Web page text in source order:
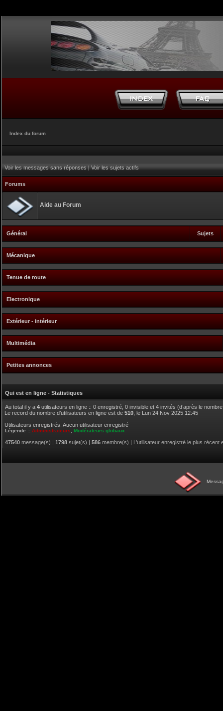
Index du forum
Voir les messages sans réponses|Voir les sujets actifs
Forums
Aide au Forum
Général Sujets
Mécanique
Tenue de route
Electronique
Extérieur - intérieur
Multimédia
Petites annonces
Qui est en ligne - Statistiques
Au total il y a 4 utilisateurs en ligne :: 0 enregistré, 0 invisible et 4 invités (d’après le
Le record du nombre d’utilisateurs en ligne est de 510 , le Lun 24 Nov 2025 12:45
Utilisateurs enregistrés: Aucun utilisateur enregistré
Légende :: Administrateurs Modérateurs globaux
47540 message(s) | 1798 sujet(s) | 586 membre(s) | L’utilisateur enregistré le plus récent